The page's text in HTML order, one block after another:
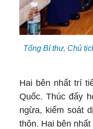
Tổng Bí thư, Chủ
Hai bên nhất trí
Quốc. Thúc đẩy
ngừa, kiểm soát
thôn. Hai bên